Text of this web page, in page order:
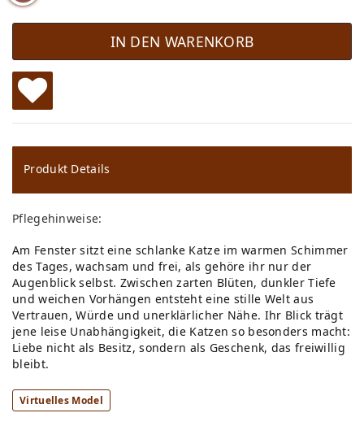
IN DEN WARENKORB
W
u
ns
ch
lis
te
Produkt Details
Pflegehinweise:
Am Fenster sitzt eine schlanke Katze im warmen Schimmer
des Tages, wachsam und frei, als gehöre ihr nur der
Augenblick selbst. Zwischen zarten Blüten, dunkler Tiefe
und weichen Vorhängen entsteht eine stille Welt aus
Vertrauen, Würde und unerklärlicher Nähe. Ihr Blick trägt
jene leise Unabhängigkeit, die Katzen so besonders macht:
Liebe nicht als Besitz, sondern als Geschenk, das freiwillig
bleibt.
Virtuelles Model